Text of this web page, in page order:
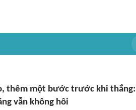
thêm một bước trước khi thắng:
vẫn không hôi